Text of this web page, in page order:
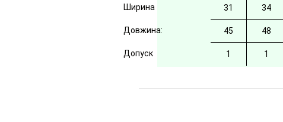
Ширина 31 34
Довжина: 45 48
Допуск 1 1